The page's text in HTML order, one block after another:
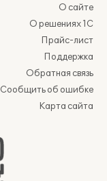
О сайте
О решениях 1С
Прайс-лист
Поддержка
Обратная связь
Сообщить об ошибке
Карта сайта